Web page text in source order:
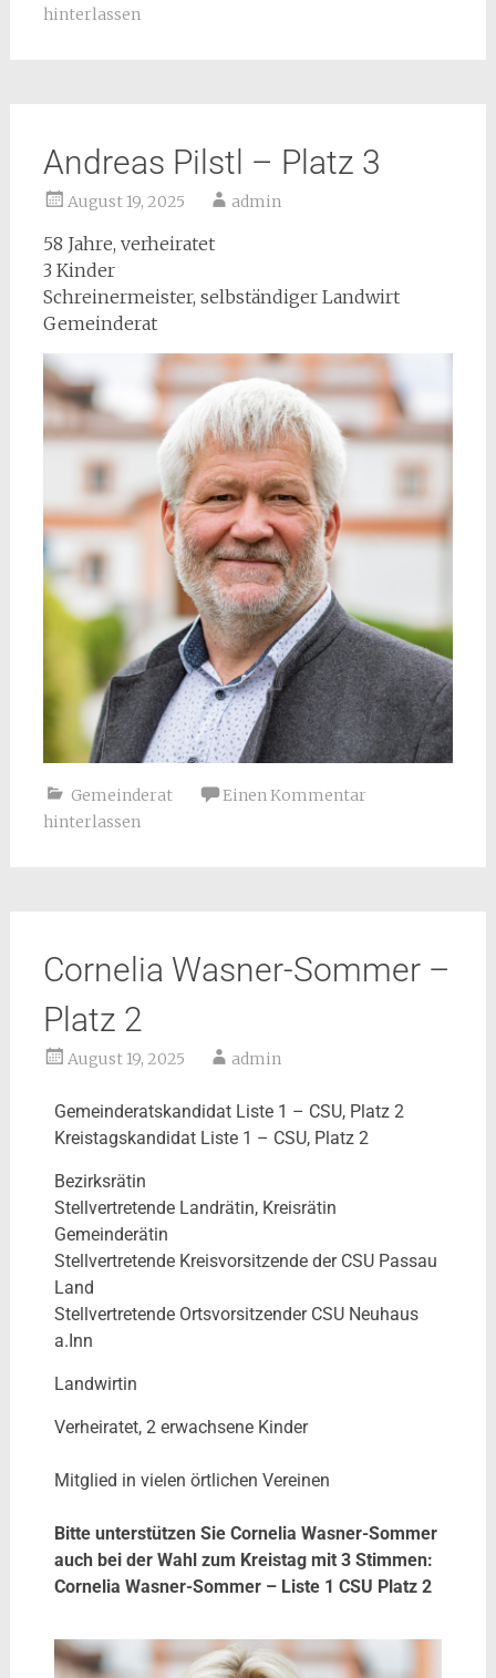
hinterlassen
Andreas Pilstl – Platz 3
August 19, 2025 admin
58 Jahre, verheiratet
3 Kinder
Schreinermeister, selbständiger Landwirt
Gemeinderat
Gemeinderat
Einen Kommentar
hinterlassen
Cornelia Wasner-Sommer –
Platz 2
August 19, 2025 admin
Gemeinderatskandidat Liste 1 – CSU, Platz 2
Kreistagskandidat Liste 1 – CSU, Platz 2
Bezirksrätin
Stellvertretende Landrätin, Kreisrätin
Gemeinderätin
Stellvertretende Kreisvorsitzende der CSU Passau
Land
Stellvertretende Ortsvorsitzender CSU Neuhaus
a.Inn
Landwirtin
Verheiratet, 2 erwachsene Kinder
Mitglied in vielen örtlichen Vereinen
Bitte unterstützen Sie Cornelia Wasner-Sommer
auch bei der Wahl zum Kreistag mit 3 Stimmen:
Cornelia Wasner-Sommer – Liste 1 CSU Platz 2